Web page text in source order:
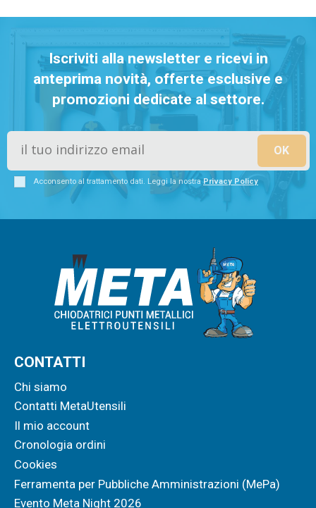
Iscriviti alla newsletter e ricevi in
anteprima novità, offerte esclusive e
promozioni dedicate al settore.
Acconsento al trattamento dati. Leggi la nostraPrivacy Policy
CONTATTI
Chi siamo
Contatti MetaUtensili
Il mio account
Cronologia ordini
Cookies
Ferramenta per Pubbliche Amministrazioni (MePa)
Evento Meta Night 2026